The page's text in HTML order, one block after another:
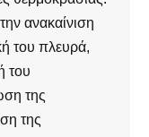
ανακαίνιση
του πλευρά,
του
της
της